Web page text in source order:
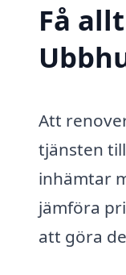
Få
Att
tjänsten
inhämtar
jämföra
att göra